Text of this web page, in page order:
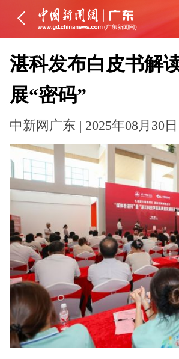
湛科发布白皮书解
展“密码”
中新网广东 | 2025年08月30